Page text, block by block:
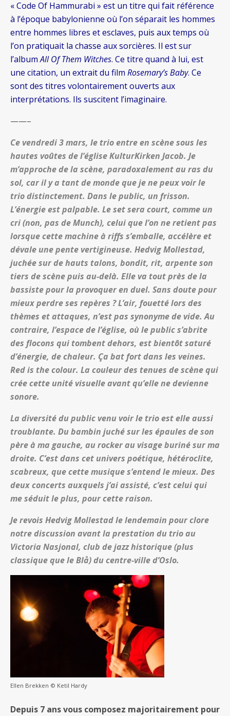
« Code Of Hammurabi » est un titre qui fait référence
à l’époque babylonienne où l’on séparait les hommes
entre hommes libres et esclaves, puis aux temps où
l’on pratiquait la chasse aux sorcières. Il est sur
l’albumAll Of Them Witches. Ce titre quand à lui, est
une citation, un extrait du film Rosemary’s Baby. Ce
sont des titres volontairement ouverts aux
interprétations. Ils suscitent l’imaginaire.
——–
Ce vendredi 3 mars, le trio entre en scène sous les
hautes voûtes de l’église KulturKirken Jacob. Je
m’approche de la scène, paradoxalement au ras du
sol, car il y a tant de monde que je ne peux voir le
trio distinctement. Dans le public, un frisson.
L’énergie est palpable. Le set sera court, comme un
cri (non, pas de Munch), celui que l’on ne retient pas
lorsque cette machine à riffs s’emballe, accélère et
dévale une pente vertigineuse. Hedvig Mollestad,
juchée sur de hauts talons, bondit, rit, arpente son
tiers de scène puis au-delà. Elle va tout près de la
bassiste pour la provoquer en duel. Sans doute pour
mieux perdre ses repères ? L’air, fouetté lors des
thèmes et attaques, n’est pas synonyme de vide. Au
contraire, l’espace de l’église, où le public s’abrite
des flocons qui tombent dehors, est bientôt saturé
d’énergie, de chaleur. Ça bat fort dans les veines.
Red is the colour. La couleur des tenues de scène qui
crée cette unité visuelle avant qu’elle ne devienne
sonore.
La diversité du public venu voir le trio est elle aussi
troublante. Du bambin juché sur les épaules de son
père à ma gauche, au rocker au visage buriné sur ma
droite. C’est dans cet univers poétique, hétéroclite,
scabreux, que cette musique s’entend le mieux. Des
deux concerts auxquels j’ai assisté, c’est celui qui
me séduit le plus, pour cette raison.
Je revois Hedvig Mollestad le lendemain pour clore
notre discussion avant la prestation du trio au
Victoria Nasjonal, club de jazz historique (plus
classique que le Blå) du centre-ville d’Oslo.
Ellen Brekken © Ketil Hardy
Depuis 7 ans vous composez majoritairement pour